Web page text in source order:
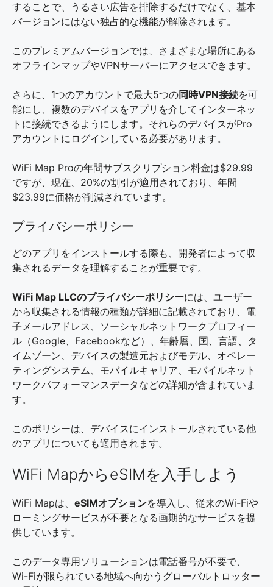
することで、うるさい広告を排除するだけでなく、基本
バージョンにはない独占的な機能が解除されます。
このプレミアムバージョンでは、さまざまな場所にある
オフラインマップやVPNサーバーにアクセスできます。
さらに、1つのアカウントで最大5つの同時VPN接続を可
能にし、複数のデバイスをアプリを介してインターネッ
トに接続できるようにします。それらのデバイスがPro
アカウントにログインしている必要があります。
WiFi Map Proの年間サブスクリプション料金は$29.99
ですが、現在、20%の割引が適用されており、年間
$23.99に価格が削減されています。
プライバシーポリシー
どのアプリをインストールする際も、開発者によって収
集されるデータを理解することが重要です。
WiFi Map LLCのプライバシーポリシーには、ユーザー
から収集される情報の種類が詳細に記載されており、電
子メールアドレス、ソーシャルネットワークプロフィー
ル（Google、Facebookなど）、年齢層、国、言語、タ
イムゾーン、デバイスの製造元およびモデル、オペレー
ティングシステム、モバイルキャリア、モバイルネット
ワークパフォーマンスデータなどの詳細が含まれていま
す。
このポリシーは、デバイスにインストールされている他
のアプリについても適用されます。
WiFi MapからeSIMを入手しよう
WiFi Mapは、 eSIMオプションを導入し、従来のWi-Fiや
ローミングサービスが不要となる画期的なサービスを提
供しています。
このデータ専用ソリューションは電話番号が不要で、
Wi-Fiが限られている地域へ向かうグローバルトロッター